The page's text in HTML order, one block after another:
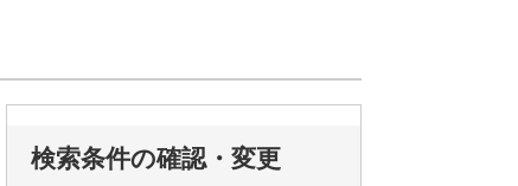
検索条件の確認・変更